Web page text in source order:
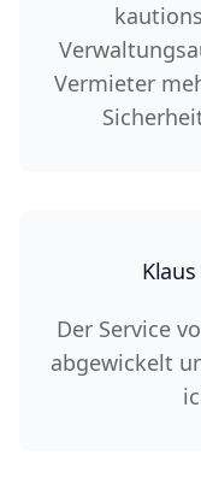
Vermieter
Der Service
abgewickelt